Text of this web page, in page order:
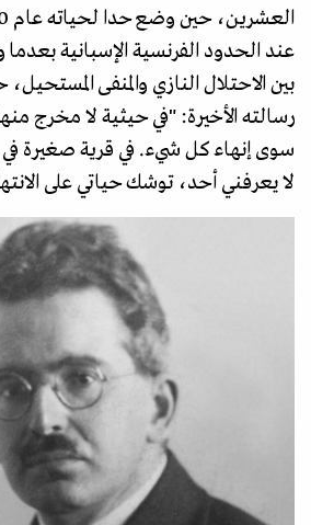
عند الحدود الفرنسية الإسبانية
بين الاحتلال النازي والمنفى
رسالته الأخيرة: "في حيثية لا مخرج
سوى إنهاء كل شيء. في قرية صغيرة
لا يعرفني أحد، توشك حياتي على